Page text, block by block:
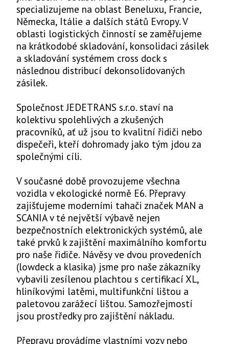
specializujeme na oblast Beneluxu, Francie,
Německa, Itálie a dalších států Evropy. V
oblasti logistických činností se zaměřujeme
na krátkodobé skladování, konsolidaci zásilek
a skladování systémem cross dock s
následnou distribucí dekonsolidovaných
zásilek.
Společnost JEDETRANS s.r.o. staví na
kolektivu spolehlivých a zkušených
pracovníků, ať už jsou to kvalitní řidiči nebo
dispečeři, kteří dohromady jako tým jdou za
společnými cíli.
V současné době provozujeme všechna
vozidla v ekologické normě E6. Přepravy
zajišťujeme moderními tahači značek MAN a
SCANIA v té největší výbavě nejen
bezpečnostních elektronických systémů, ale
také prvků k zajištění maximálního komfortu
pro naše řidiče. Návěsy ve dvou provedeních
(lowdeck a klasika) jsme pro naše zákazníky
vybavili zesílenou plachtou s certifikací XL,
hliníkovými latěmi, multifunkční lištou a
paletovou zarážecí lištou. Samozřejmostí
jsou prostředky pro zajištění nákladu.
Přepravu provádíme vlastními vozy nebo